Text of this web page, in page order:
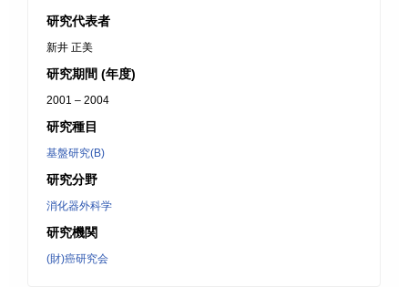
研究代表者
新井 正美
研究期間 (年度)
2001 – 2004
研究種目
基盤研究(B)
研究分野
消化器外科学
研究機関
(財)癌研究会